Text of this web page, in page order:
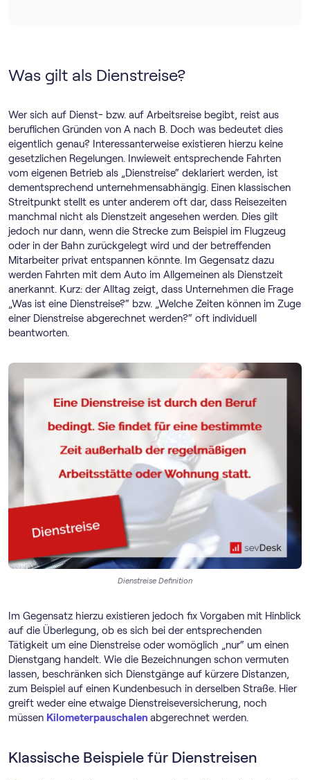
Was gilt als Dienstreise?
Wer sich auf Dienst- bzw. auf Arbeitsreise begibt, reist aus
beruflichen Gründen von A nach B. Doch was bedeutet dies
eigentlich genau? Interessanterweise existieren hierzu keine
gesetzlichen Regelungen. Inwieweit entsprechende Fahrten
vom eigenen Betrieb als „Dienstreise“ deklariert werden, ist
dementsprechend unternehmensabhängig. Einen klassischen
Streitpunkt stellt es unter anderem oft dar, dass Reisezeiten
manchmal nicht als Dienstzeit angesehen werden. Dies gilt
jedoch nur dann, wenn die Strecke zum Beispiel im Flugzeug
oder in der Bahn zurückgelegt wird und der betreffenden
Mitarbeiter privat entspannen könnte. Im Gegensatz dazu
werden Fahrten mit dem Auto im Allgemeinen als Dienstzeit
anerkannt. Kurz: der Alltag zeigt, dass Unternehmen die Frage
„Was ist eine Dienstreise?“ bzw. „Welche Zeiten können im Zuge
einer Dienstreise abgerechnet werden?“ oft individuell
beantworten.
Dienstreise Definition
Im Gegensatz hierzu existieren jedoch fix Vorgaben mit Hinblick
auf die Überlegung, ob es sich bei der entsprechenden
Tätigkeit um eine Dienstreise oder womöglich „nur“ um einen
Dienstgang handelt. Wie die Bezeichnungen schon vermuten
lassen, beschränken sich Dienstgänge auf kürzere Distanzen,
zum Beispiel auf einen Kundenbesuch in derselben Straße. Hier
greift weder eine etwaige Dienstreiseversicherung, noch
müssen Kilometerpauschalen abgerechnet werden.
Klassische Beispiele für Dienstreisen